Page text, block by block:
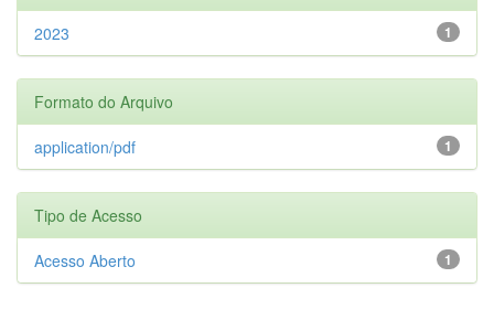
1
2023
Formato do Arquivo
1
application/pdf
Tipo de Acesso
1
Acesso Aberto